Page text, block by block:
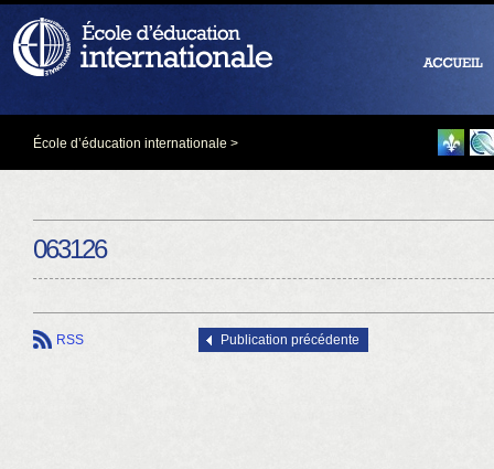
École d’éducation internationale >
063126
RSS Publication précédente